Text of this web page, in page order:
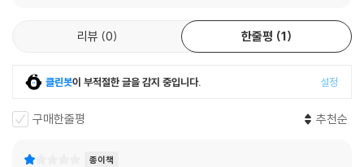
아리스토텔레스의 논증 _266
키케로의 수사학, 로마를 이끌다 _273
탁월한 웅변가 데모스테네스 연설의 특징 _282
퀸틸리아누스의 연설학과 원칙 _287
션이나 영화에서처럼 폼 나게 발표하는 모습과 실제 정치는 완전히 다르
다. 그런 점에서 대변인의 역량과 실력은 정당정치의 발전을 위해 매우 중
명 지사 시절 경기도의 대변인을 할 때였다. 인구가 1400만 명이 넘는 광
역 지방정부여서 수많은 현안이 가득했고, 대통령 후보로 거론되는 현 이
재명 더불어민주당 대표가 지사라는 점에서 언론의 끊임없는 질문과 전화,
리뷰 0 한줄평 1
클린봇이 부적절한 글을 감지 중입니다. 설정
구매한줄평 추천순
종이책